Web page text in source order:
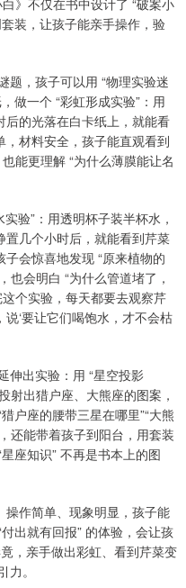
》不仅在书中设计了 “破案小
装，让孩子能亲手操作，验
题，孩子可以用 “物理实验迷
做一个 “彩虹形成实验”：用
的光落在白卡纸上，就能看
材料安全，孩子能直观看到
能更理解 “为什么薄膜能让名
验”：用透明杯子装半杯水，
几个小时后，就能看到芹菜
会惊喜地发现 “原来植物的
也会明白 “为什么管道堵了，
个实验，每天都要去观察芹
‘要让它们喝饱水，才不会枯
伸出实验：用 “星空投影
射出猎户座、大熊座的图案，
户座的腰带三星在哪里”“大熊
还能带着孩子到阳台，用套装
座知识” 不再是书本上的图
作简单、现象明显，孩子能
出就有回报” 的体验，会让孩
，亲手做出彩虹、看到芹菜变
。